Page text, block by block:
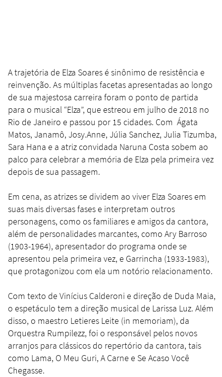
A trajetória de Elza Soares é sinônimo de resistência e
reinvenção. As múltiplas facetas apresentadas ao longo
de sua majestosa carreira foram o ponto de partida
para o musical “Elza”, que estreou em julho de 2018 no
Rio de Janeiro e passou por 15 cidades. Com Ágata
Matos, Janamô, Josy.Anne, Júlia Sanchez, Julia Tizumba,
Sara Hana e a atriz convidada Naruna Costa sobem ao
palco para celebrar a memória de Elza pela primeira vez
depois de sua passagem.
Em cena, as atrizes se dividem ao viver Elza Soares em
suas mais diversas fases e interpretam outros
personagens, como os familiares e amigos da cantora,
além de personalidades marcantes, como Ary Barroso
(1903-1964), apresentador do programa onde se
apresentou pela primeira vez, e Garrincha (1933-1983),
que protagonizou com ela um notório relacionamento.
Com texto de Vinícius Calderoni e direção de Duda Maia,
o espetáculo tem a direção musical de Larissa Luz. Além
disso, o maestro Letieres Leite (in memoriam), da
Orquestra Rumpilezz, foi o responsável pelos novos
arranjos para clássicos do repertório da cantora, tais
como Lama, O Meu Guri, A Carne e Se Acaso Você
Chegasse.